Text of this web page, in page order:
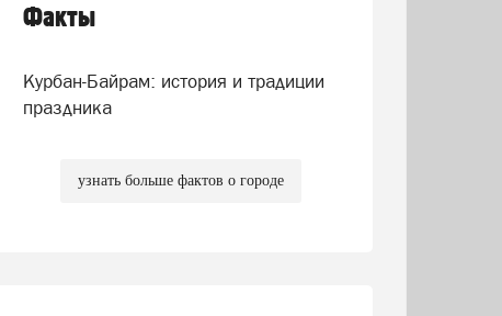
Пугачевой и Орбакайте
домов и квартир насчитали
Факты
Курбан-Байрам: история и традиции
праздника
узнать больше фактов о городе